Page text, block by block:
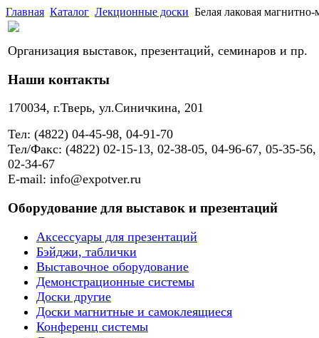
Главная Каталог Лекционные доски Белая лаковая
Организация выставок, презентаций, семинаров и пр.
Наши контакты
170034, г.Тверь, ул.Синичкина, 201
Тел: (4822) 04-45-98, 04-91-70
Тел/Факс: (4822) 02-15-13, 02-38-05, 04-96-67, 05-35-56,
02-34-67
E-mail: info@expotver.ru
Оборудование для выставок и презентаций
Аксессуары для презентаций
Бэйджи, таблички
Выставочное оборудование
Демонстрационные системы
Доски другие
Доски магнитные и самоклеящиеся
Конференц системы